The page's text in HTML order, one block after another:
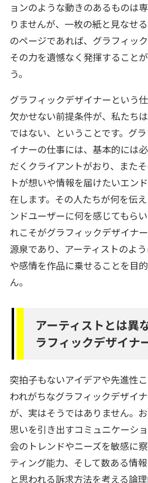
ョンのような動きのあるものは
りませんが、一枚の紙と見なせ
のページであれば、グラフィッ
その力を遺憾なく発揮すること
う。
グラフィックデザイナーという
欠かせない前提条件が、私たち
ではない、ということです。グ
イナーの仕事には、基本的には
だくクライアントがおり、また
トが想いや情報を届けたいエン
在します。その人たちが何を伝
ンドユーザーに何を感じてもら
れこそがグラフィックデザイナ
源泉であり、アーティストのよ
や感情を作品に乗せることを目
ん。
アーティストとは異
ラフィックデザイナ
突拍子もないアイデアや先進性
われがちなグラフィックデザイ
が、実はそうではありません。
思いを引き出すコミュニケーシ
会のトレンドやニーズを敏感に
ティング能力、そして数ある情
と思われる訴求方法を考える論